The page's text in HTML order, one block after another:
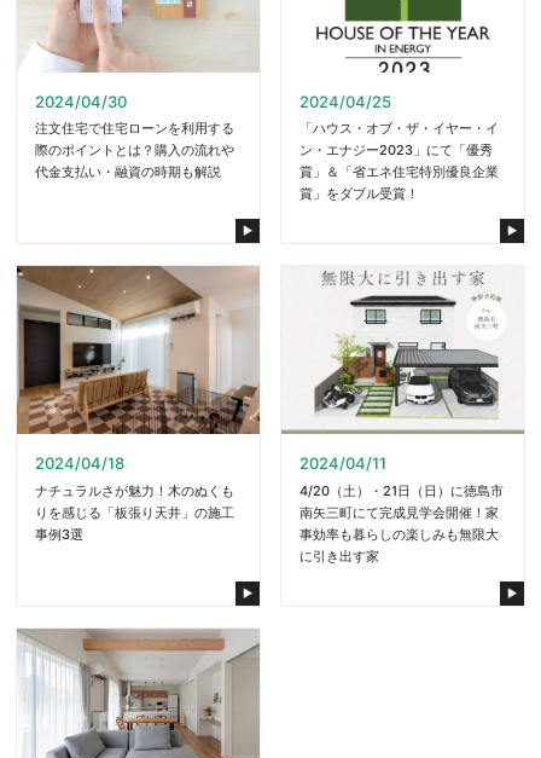
2024/04/30
注文住宅で住宅ローンを利用する
際のポイントとは？購入の流れや
代金支払い・融資の時期も解説
2024/04/25
「ハウス・オブ・ザ・イヤー・イ
ン・エナジー2023」にて「優秀
賞」＆「省エネ住宅特別優良企業
賞」をダブル受賞！
2024/04/18
ナチュラルさが魅力！木のぬくも
りを感じる「板張り天井」の施工
事例3選
2024/04/11
4/20（土）・21日（日）に徳島市
南矢三町にて完成見学会開催！家
事効率も暮らしの楽しみも無限大
に引き出す家